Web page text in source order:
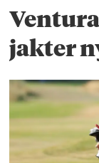
jakter